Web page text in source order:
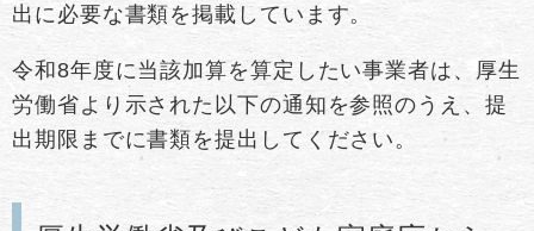
出に必要な書類を掲載しています。
令和8年度に当該加算を算定したい事業者は、厚生
労働省より示された以下の通知を参照のうえ、提
出期限までに書類を提出してください。